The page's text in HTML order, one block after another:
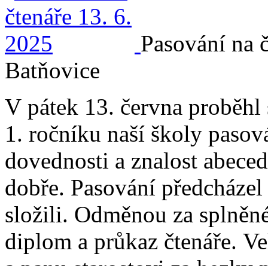
Pasování na
Batňovice
V pátek 13. června
1. ročníku naší školy
dovednosti a znalost
dobře. Pasování
složili. Odměnou za
diplom a průkaz čtenáře.